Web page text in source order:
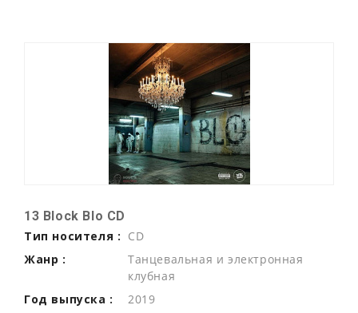
13 Block Blo CD
Тип носителя : CD
Жанр :
Танцевальная и электронная
клубная
Год выпуска :
2019